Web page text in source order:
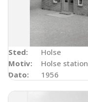
Sted:
Holse
Motiv:
Holse station
Dato:
1956